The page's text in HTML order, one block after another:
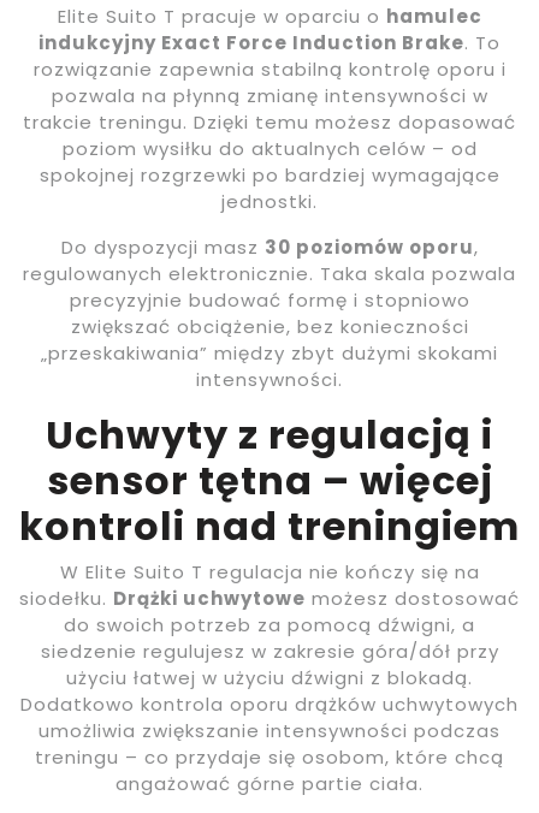
Elite Suito T pracuje w oparciu o hamulec
indukcyjny Exact Force Induction Brake. To
rozwiązanie zapewnia stabilną kontrolę oporu i
pozwala na płynną zmianę intensywności w
trakcie treningu. Dzięki temu możesz dopasować
poziom wysiłku do aktualnych celów – od
spokojnej rozgrzewki po bardziej wymagające
jednostki.
Do dyspozycji masz 30 poziomów oporu,
regulowanych elektronicznie. Taka skala pozwala
precyzyjnie budować formę i stopniowo
zwiększać obciążenie, bez konieczności
„przeskakiwania” między zbyt dużymi skokami
intensywności.
Uchwyty z regulacją i
sensor tętna – więcej
kontroli nad treningiem
W Elite Suito T regulacja nie kończy się na
siodełku. Drążki uchwytowe możesz dostosować
do swoich potrzeb za pomocą dźwigni, a
siedzenie regulujesz w zakresie góra/dół przy
użyciu łatwej w użyciu dźwigni z blokadą.
Dodatkowo kontrola oporu drążków uchwytowych
umożliwia zwiększanie intensywności podczas
treningu – co przydaje się osobom, które chcą
angażować górne partie ciała.